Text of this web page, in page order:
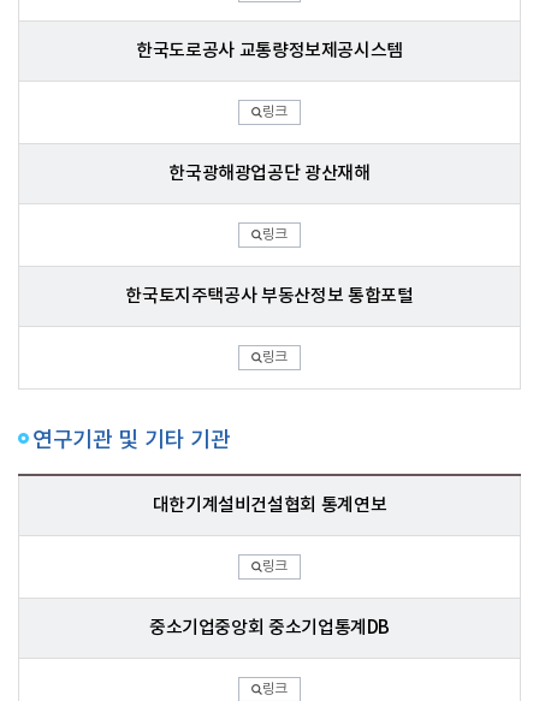
한국도로공사 교통량정보제공시스템
링크
한국광해광업공단 광산재해
링크
한국토지주택공사 부동산정보 통합포털
링크
연구기관 및 기타 기관
대한기계설비건설협회 통계연보
링크
중소기업중앙회 중소기업통계DB
링크